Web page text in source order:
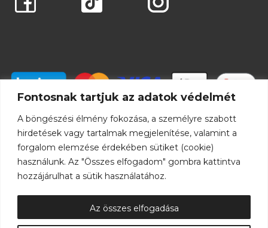
Fontosnak tartjuk az adatok védelmét
A böngészési élmény fokozása, a személyre szabott
hirdetések vagy tartalmak megjelenítése, valamint a
forgalom elemzése érdekében sütiket (cookie)
használunk. Az "Összes elfogadom" gombra kattintva
hozzájárulhat a sütik használatához.
Az összes elfogadása